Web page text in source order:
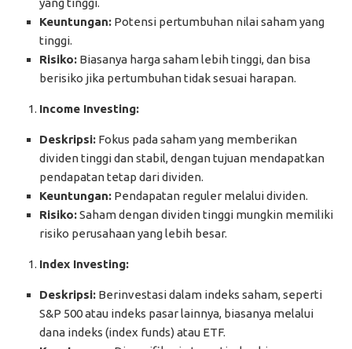
yang tinggi.
Keuntungan: Potensi pertumbuhan nilai saham yang
tinggi.
Risiko: Biasanya harga saham lebih tinggi, dan bisa
berisiko jika pertumbuhan tidak sesuai harapan.
Income Investing:
Deskripsi: Fokus pada saham yang memberikan
dividen tinggi dan stabil, dengan tujuan mendapatkan
pendapatan tetap dari dividen.
Keuntungan: Pendapatan reguler melalui dividen.
Risiko:Saham dengan dividen tinggi mungkin memiliki
risiko perusahaan yang lebih besar.
Index Investing:
Deskripsi: Berinvestasi dalam indeks saham, seperti
S&P 500 atau indeks pasar lainnya, biasanya melalui
dana indeks (index funds) atau ETF.